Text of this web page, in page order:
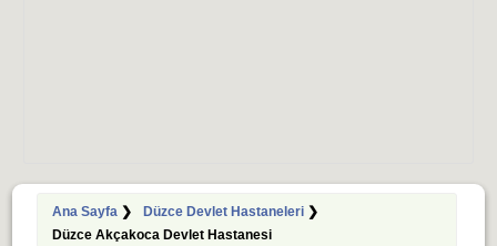
Ana Sayfa❯ Düzce Devlet Hastaneleri❯
Düzce Akçakoca Devlet Hastanesi